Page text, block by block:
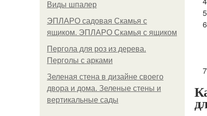
Виды шпалер
ЭПЛАРО садовая Скамья с
ящиком. ЭПЛАРО Скамья с ящиком
Пергола для роз из дерева.
Перголы с арками
Зеленая стена в дизайне своего
двора и дома. Зеленые стены и
вертикальные сады